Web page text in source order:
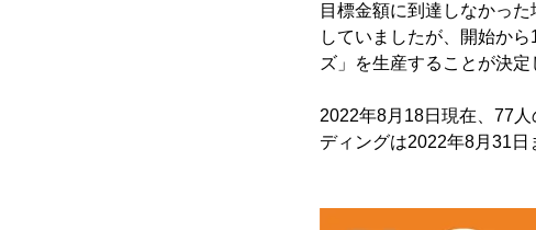
目標金額に到達しなかっ
していましたが、開始か
ズ」を生産することが決定
2022年8月18日現在、77
ディングは2022年8月31日